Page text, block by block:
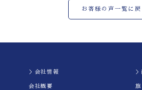
お客様の声一覧に戻
＞会社情報
会社概要 旗